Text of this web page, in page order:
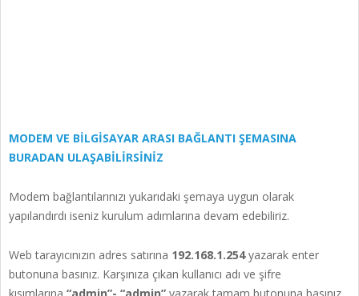
MODEM VE BİLGİSAYAR ARASI BAĞLANTI ŞEMASINA
BURADAN ULAŞABİLİRSİNİZ
Modem bağlantılarınızı yukarıdaki şemaya uygun olarak
yapılandırdı iseniz kurulum adımlarına devam edebiliriz.
Web tarayıcınızın adres satırına 192.168.1.254yazarak enter
butonuna basınız. Karşınıza çıkan kullanıcı adı ve şifre